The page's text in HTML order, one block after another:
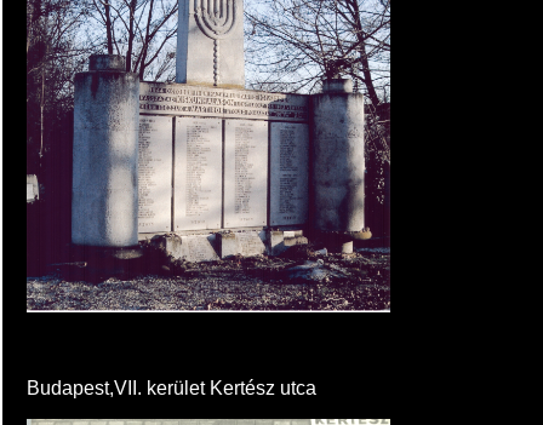
Budapest,VII. kerület Kertész utca